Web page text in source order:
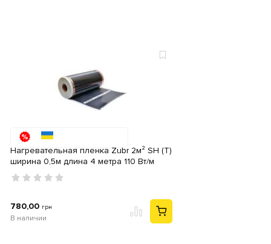
Нагревательная пленка Zubr 2м² SH (T)
ширина 0,5м длина 4 метра 110 Вт/м
780,00 грн
В наличии